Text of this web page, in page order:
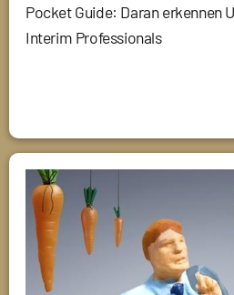
Pocket Guide: Daran erkennen
Interim Professionals